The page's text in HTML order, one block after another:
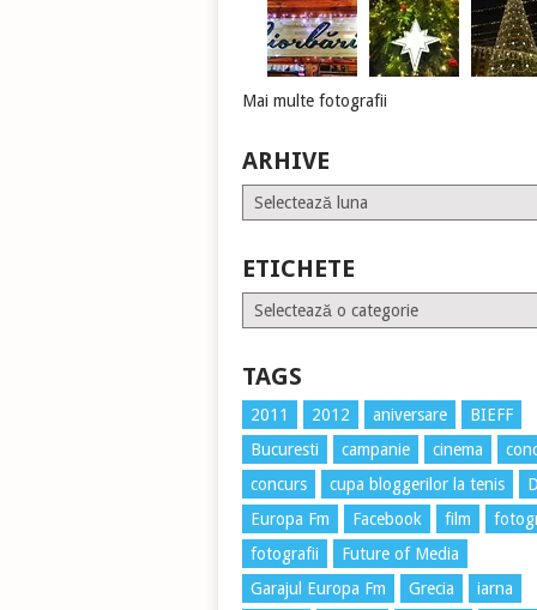
Mai multe fotografii
ARHIVE
Arhive
ETICHETE
Etichete
TAGS
2011 2012 aniversare
BIEFF
Bucuresti
campanie cinema
concurs
cupa bloggerilor la tenis
Europa Fm
Facebook film
fotografii
Future of Media
Garajul Europa Fm
Grecia
iarna